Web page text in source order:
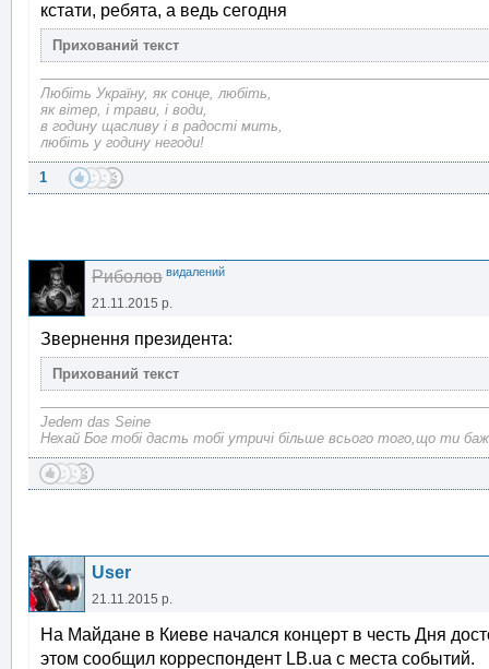
кстати, ребята, а ведь сегодня
Любіть Україну, як сонце, любіть,
як вітер, і трави, і води,
в годину щасливу і в радості мить,
любіть у годину негоди!
1
Риболов видалений
21.11.2015 р.
Звернення президента:
Jedem das Seine
Нехай Бог тобі дасть тобі утричі більше всього того,що ти
User
21.11.2015 р.
На Майдане в Киеве начался концерт в честь Дня
этом сообщил корреспондент LB.ua с места событий.